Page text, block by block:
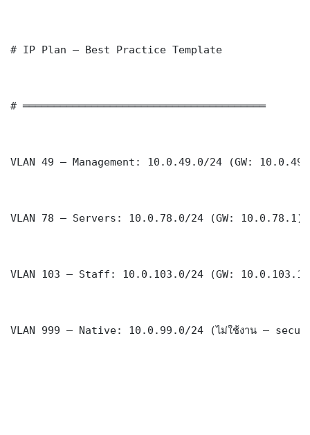
# IP Plan — Best Practice Template
# ═══════════════════════════════════════
VLAN 49 — Management: 10.0.49.0/24 (GW:
VLAN 78 — Servers: 10.0.78.0/24 (GW: 10.0.78.1)
VLAN 103 — Staff: 10.0.103.0/24 (GW: 10.0.103.1)
VLAN 999 — Native: 10.0.99.0/24 (ไม่ใช้งาน —